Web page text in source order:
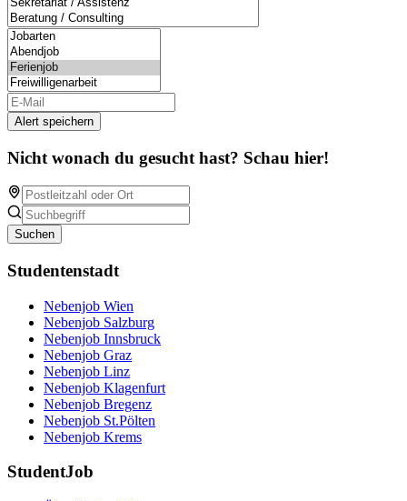
Alert speichern
Nicht wonach du gesucht hast? Schau hier!
Suchen
Studentenstadt
Nebenjob Wien
Nebenjob Salzburg
Nebenjob Innsbruck
Nebenjob Graz
Nebenjob Linz
Nebenjob Klagenfurt
Nebenjob Bregenz
Nebenjob St.Pölten
Nebenjob Krems
StudentJob